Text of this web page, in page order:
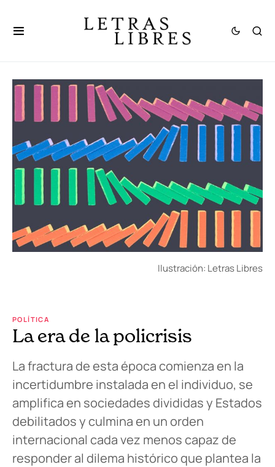
Ilustración: Letras Libres
POLÍTICA
La era de la policrisis
La fractura de esta época comienza en la
incertidumbre instalada en el individuo, se
amplifica en sociedades divididas y Estados
debilitados y culmina en un orden
internacional cada vez menos capaz de
responder al dilema histórico que plantea la